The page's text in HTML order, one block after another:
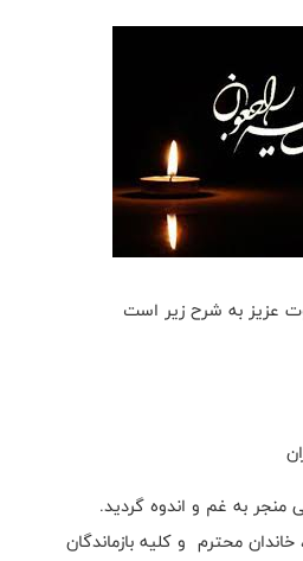
عزیز به شرح زیر است
منجر به غم و اندوه گردید.
محترم و کلیه بازماندگان